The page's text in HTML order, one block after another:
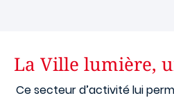
La Ville lumière,
Ce secteur d’activité lui